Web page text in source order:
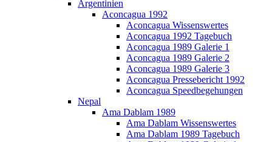
Argentinien
Aconcagua 1992
Aconcagua Wissenswertes
Aconcagua 1992 Tagebuch
Aconcagua 1989 Galerie 1
Aconcagua 1989 Galerie 2
Aconcagua 1989 Galerie 3
Aconcagua Pressebericht 1992
Aconcagua Speedbegehungen
Nepal
Ama Dablam 1989
Ama Dablam Wissenswertes
Ama Dablam 1989 Tagebuch